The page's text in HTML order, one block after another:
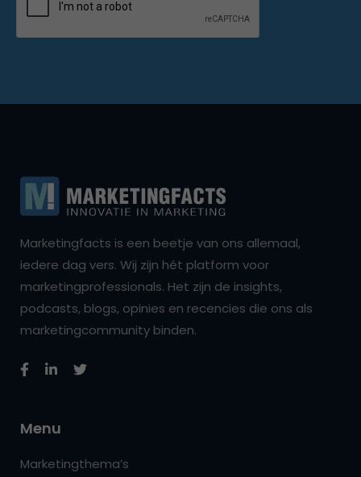
Marketingfacts is een beetje van ons allemaal,
iedere dag vers. Wij zijn hét platform voor
marketingprofessionals. Het zijn de insights,
podcasts, blogs, opinies en recencies die ons als
marketingcommunity binden.
Menu
Marketingthema’s